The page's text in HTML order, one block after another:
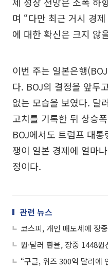
며 “다만 최근 거시 경
에 대한 확신은 크지 않
이번 주는 일본은행
다. BOJ의 결정을 앞두
없는 모습을 보였다. 달
고치를 기록한 뒤 상승
BOJ에서도 트럼프 대
쟁이 일본 경제에 얼마
정이다.
관련 뉴스
“구글, 위즈 300억 달러에